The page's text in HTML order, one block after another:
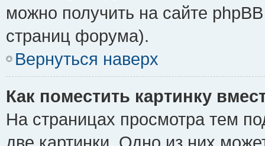
можно получить на сайте
страниц форума).
Вернуться наверх
Как поместить картинку
На страницах просмотра тем
две картинки. Одно из них